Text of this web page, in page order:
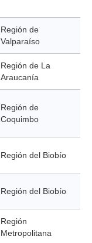
Región de
Valparaíso
Región de La
Araucanía
Región de
Coquimbo
Región del Biobío
Región del Biobío
Región
Metropolitana